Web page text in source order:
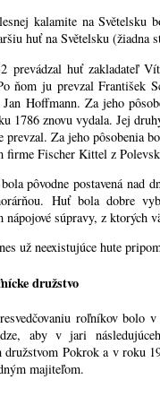
kalamite na Světelsku
huť na Světelsku (žiadna
prevádzal huť zakladateľ
ňom ju prevzal František
Hoffmann. Za jeho
1786 znovu vydala. Jej
prevzal. Za jeho pôsobenia
firme Fischer Kittel z
pôvodne postavená nad
Huť bola dobre
nápojové súpravy, z ktorých
už neexistujúce hute
družstvo
roľníkov bolo
aby v jari
družstvom Pokrok a v roku
majiteľom.